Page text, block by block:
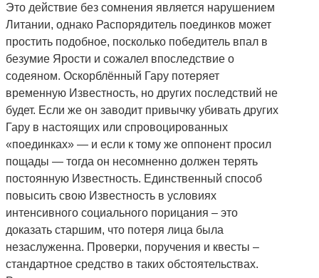
Это действие без сомнения является нарушением
Литании, однако Распорядитель поединков может
простить подобное, посколько победитель впал в
безумие Ярости и сожалел впоследствие о
содеяном. Оскорблённый Гару потеряет
временную Известность, но других последствий не
будет. Если же он заводит привычку убивать других
Гару в настоящих или спровоцированных
«поединках» — и если к тому же оппонент просил
пощады — тогда он несомненно должен терять
постоянную Известность. Единственный способ
повысить свою Известность в условиях
интенсивного социального порицания – это
доказать старшим, что потеря лица была
незаслуженна. Проверки, поручения и квесты –
стандартное средство в таких обстоятельствах.